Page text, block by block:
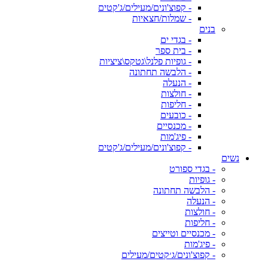
- קפוצ'ונים/מעילים/ג'קטים
- שמלות/חצאיות
בנים
- בגדי ים
- בית ספר
- גופיות פלנל\גטקס\ציציות
- הלבשה תחתונה
- הנעלה
- חולצות
- חליפות
- כובעים
- מכנסיים
- פיג'מות
- קפוצ'ונים/מעילים/ג'קטים
נשים
- בגדי ספורט
- גופיות
- הלבשה תחתונה
- הנעלה
- חולצות
- חליפות
- מכנסיים וטייצים
- פיג'מות
- קפוצ'ונים/ג׳קטים/מעילים